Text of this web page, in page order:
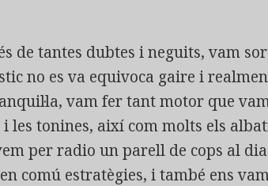
de tantes dubtes i neguits, vam
no es va equivoca gaire i
vam fer tant motor que
les tonines, així com molts els
per radio un parell de cops al
comú estratègies, i també ens